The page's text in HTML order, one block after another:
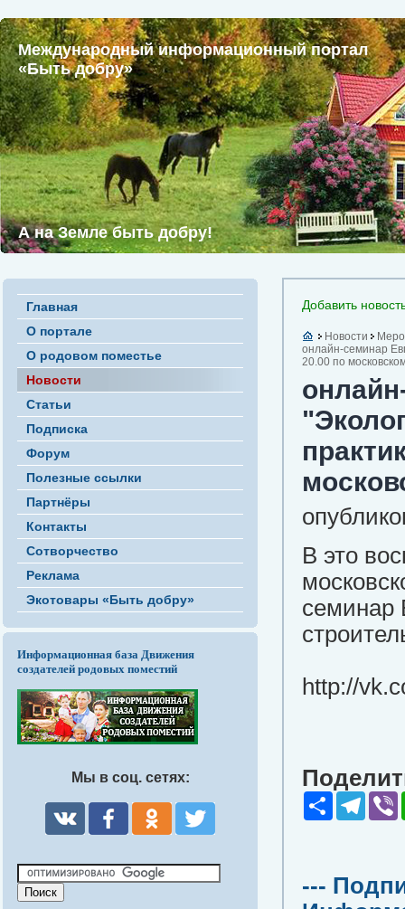
Международный информационный портал
«Быть добру»
А на Земле быть добру!
Главная
О портале
О родовом поместье
Новости
Статьи
Подписка
Форум
Полезные ссылки
Партнёры
Контакты
Сотворчество
Реклама
Экотовары «Быть добру»
Информационная база Движения
создателей родовых поместий
Мы в соц. сетях:
Добавить
Новости
онлайн-семинар
20.00 по
В это
семинар
http://
Share
---